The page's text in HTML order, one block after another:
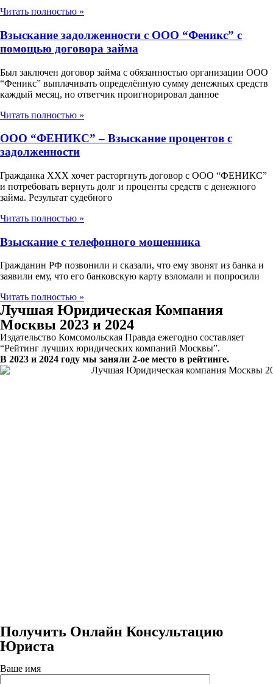
Читать полностью »
Взыскание задолженности с ООО “Феникс” с
помощью договора займа
Был заключен договор займа с обязанностью организации ООО
“Феникс” выплачивать определённую сумму денежных средств
каждый месяц, но ответчик проигнорировал данное
Читать полностью »
ООО “ФЕНИКС” – Взыскание процентов с
задолженности
Гражданка ХХХ хочет расторгнуть договор с ООО “ФЕНИКС”
и потребовать вернуть долг и проценты средств с денежного
займа. Результат судебного
Читать полностью »
Взыскание с телефонного мошенника
Гражданин РФ позвонили и сказали, что ему звонят из банка и
заявили ему, что его банковскую карту взломали и попросили
Читать полностью »
Лучшая Юридическая Компания
Москвы 2023 и 2024
Издательство Комсомольская Правда ежегодно составляет
“Рейтинг лучших юридических компаний Москвы”.
В 2023 и 2024 году мы заняли 2-ое место в рейтинге.
Получить Онлайн Консультацию
Юриста
Ваше имя